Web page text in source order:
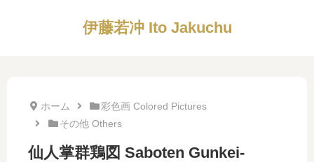
伊藤若冲 Ito Jakuchu
ホーム
彩色画 Colored Pictures
その他 Others
仙人掌群鶏図 Saboten Gunkei-